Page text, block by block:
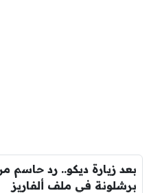
بعد زيارة ديكو.. رد حاسم
برشلونة في ملف ألفاريز